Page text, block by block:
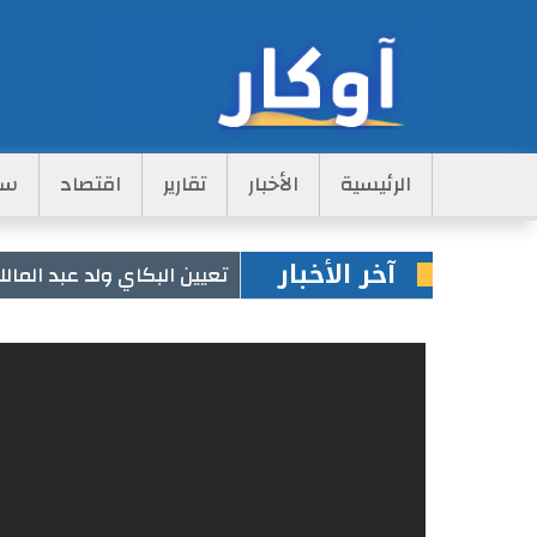
Main
Navigation
الرئيسية الأخبار تقارير اقتصاد
آخر الأخبار تعيين البكاي ولد عبد
الشتاء في جبال نيبال